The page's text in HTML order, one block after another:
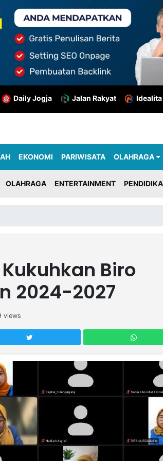
Daily Jogja Jalan Rakyat
EKONOMI PARIWISATA OLAHRAGA
OLAHRAGA ENTERTAINMENT
Kukuhkan Biro
2024-2027
views